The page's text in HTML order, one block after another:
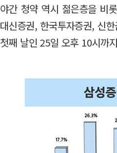
야간 청약 역시 젊은층을 비
대신증권, 한국투자증권, 신
첫째 날인 25일 오후 10시까